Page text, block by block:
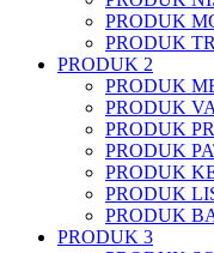
PRODUK
PRODUK
PRODUK 2
PRODUK
PRODUK
PRODUK
PRODUK
PRODUK
PRODUK
PRODUK
PRODUK 3